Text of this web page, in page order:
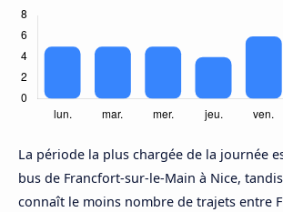
La période la plus chargée de la journée
bus de Francfort-sur-le-Main à Nice,
connaît le moins nombre de trajets entre